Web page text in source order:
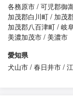
各務原市 可児郡御
加茂郡白川町
加茂
加茂郡八百津町 岐
美濃加茂市
美濃市
愛知県
犬山市 春日井市